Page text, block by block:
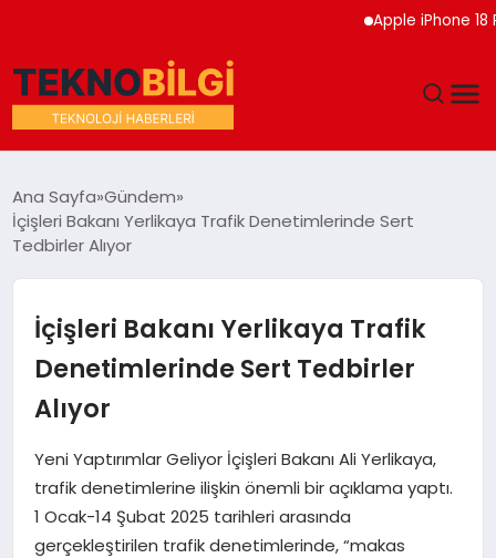
Apple iPhone 18 Pro
DÜNYA
EKONOMI
MAGAZIN
SAĞLIK
SIYASET
Ana Sayfa Gündem
İçişleri Bakanı Yerlikaya Trafik Denetimlerinde Sert
Tedbirler Alıyor
İçişleri Bakanı Yerlikaya Trafik
Denetimlerinde Sert Tedbirler
Alıyor
Yeni Yaptırımlar Geliyor İçişleri Bakanı Ali Yerlikaya,
trafik denetimlerine ilişkin önemli bir açıklama yaptı.
1 Ocak-14 Şubat 2025 tarihleri arasında
gerçekleştirilen trafik denetimlerinde, “makas